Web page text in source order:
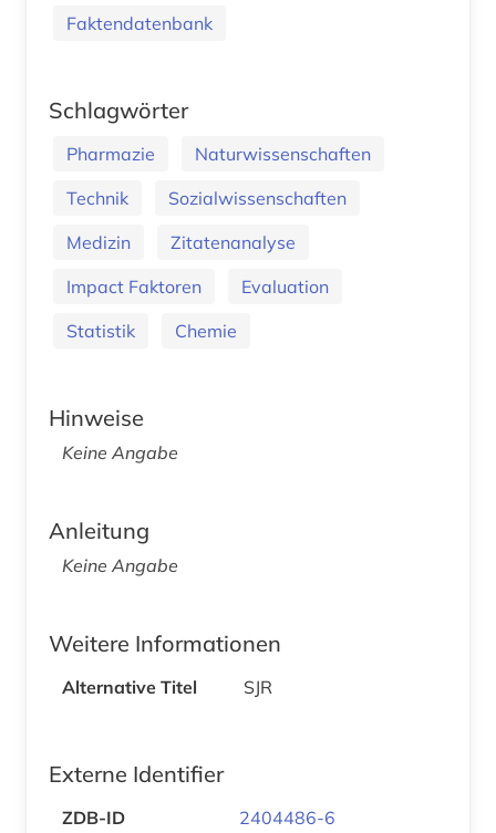
Faktendatenbank
Schlagwörter
Pharmazie
Naturwissenschaften
Technik
Sozialwissenschaften
Medizin
Zitatenanalyse
Impact Faktoren
Evaluation
Statistik
Chemie
Hinweise
Keine Angabe
Anleitung
Keine Angabe
Weitere Informationen
Alternative Titel SJR
Externe Identifier
ZDB-ID 2404486-6